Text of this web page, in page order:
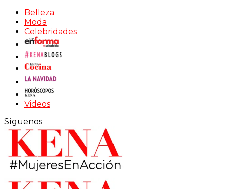
Belleza
Moda
Celebridades
Videos
Síguenos